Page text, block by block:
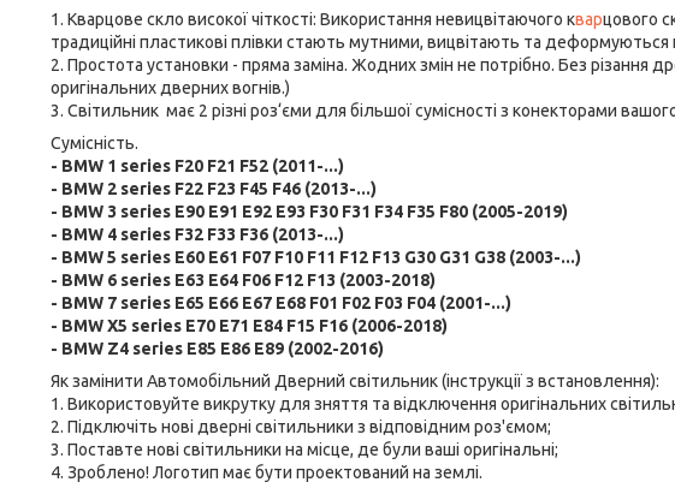
1. Кварцове скло високої чіткості: Використання невицвітаючого кварцового
традиційні пластикові плівки стають мутними, вицвітають та
2. Простота установки - пряма заміна. Жодних змін не потрібно. Без різання
оригінальних дверних вогнів.)
3. Світильник має 2 різні роз‘єми для більшої сумісності з конекторами
Сумісність.
- BMW 1 series F20 F21 F52 (2011-...)
- BMW 2 series F22 F23 F45 F46 (2013-...)
- BMW 3 series E90 E91 E92 E93 F30 F31 F34 F35 F80 (2005-2019)
- BMW 4 series F32 F33 F36 (2013-...)
- BMW 5 series E60 E61 F07 F10 F11 F12 F13 G30 G31 G38 (2003-...)
- BMW 6 series E63 E64 F06 F12 F13 (2003-2018)
- BMW 7 series E65 E66 E67 E68 F01 F02 F03 F04 (2001-...)
- BMW X5 series E70 E71 E84 F15 F16 (2006-2018)
- BMW Z4 series E85 E86 E89 (2002-2016)
Як замінити Автомобільний Дверний світильник (інструкції з встановлення):
1. Використовуйте викрутку для зняття та відключення оригінальних
2. Підключіть нові дверні світильники з відповідним роз'ємом;
3. Поставте нові світильники на місце, де були ваші оригінальні;
4. Зроблено! Логотип має бути проектований на землі.